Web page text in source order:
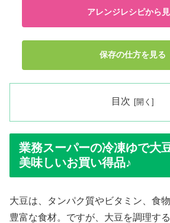
アレンジレシピから
保存の仕方を見る
目次
業務スーパーの冷凍ゆで大
美味しいお買い得品♪
大豆は、タンパク質やビタミン、食
豊富な食材。ですが、大豆を調理す